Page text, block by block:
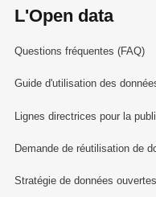
L'Open data
Questions fréquentes (FAQ)
Guide d'utilisation des
Lignes directrices pour la
Demande de réutilisation de
Stratégie de données ouvertes